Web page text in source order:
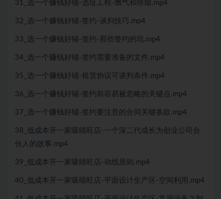
31_选一个赚钱好铺-选址工程-燃气和排烟.mp4
32_选一个赚钱好铺-签约-谈判技巧.mp4
33_选一个赚钱好铺-签约-那些签约的坑.mp4
34_选一个赚钱好铺-签约需要准备的文件.mp4
35_选一个赚钱好铺-租赁协议可谈判条件.mp4
36_选一个赚钱好铺-签约前容易被忽略的关键点.mp4
37_选一个赚钱好铺-签约要注意的合同关键条款.mp4
38_低成本开一家吸睛旺店-一个深二代成长为创业公司合
伙人的故事.mp4
39_低成本开一家吸睛旺店-动线原则.mp4
40_低成本开一家吸睛旺店-平面设计生产区-空间利用.mp4